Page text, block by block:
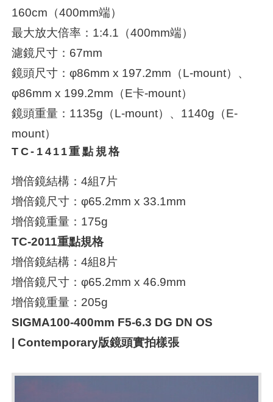
160cm（400mm端）
最大放大倍率：1:4.1（400mm端）
濾鏡尺寸：67mm
鏡頭尺寸：φ86mm x 197.2mm（L-mount）、
φ86mm x 199.2mm（E卡-mount）
鏡頭重量：1135g（L-mount）、1140g（E-
mount）
TC-1411重點規格
增倍鏡結構：4組7片
增倍鏡尺寸：φ65.2mm x 33.1mm
增倍鏡重量：175g
TC-2011重點規格
增倍鏡結構：4組8片
增倍鏡尺寸：φ65.2mm x 46.9mm
增倍鏡重量：205g
SIGMA100-400mm F5-6.3 DG DN OS
| Contemporary版鏡頭實拍樣張